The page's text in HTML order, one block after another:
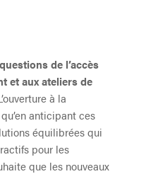
de l’accès
et aux ateliers de
à la
anticipant ces
équilibrées qui
pour les
que les nouveaux